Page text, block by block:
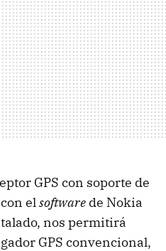
GPS con soporte de
elsoftware de Nokia
nos permitirá
GPS convencional,